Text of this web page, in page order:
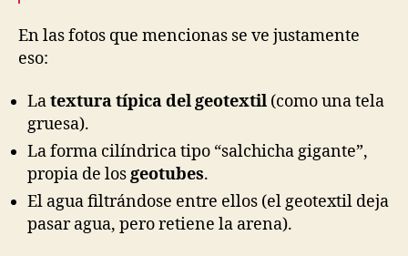
En las fotos que mencionas se ve justamente
eso:
Latextura típica del geotextil (como una tela
gruesa).
La forma cilíndrica tipo “salchicha gigante”,
propia de losgeotubes.
El agua filtrándose entre ellos (el geotextil deja
pasar agua, pero retiene la arena).